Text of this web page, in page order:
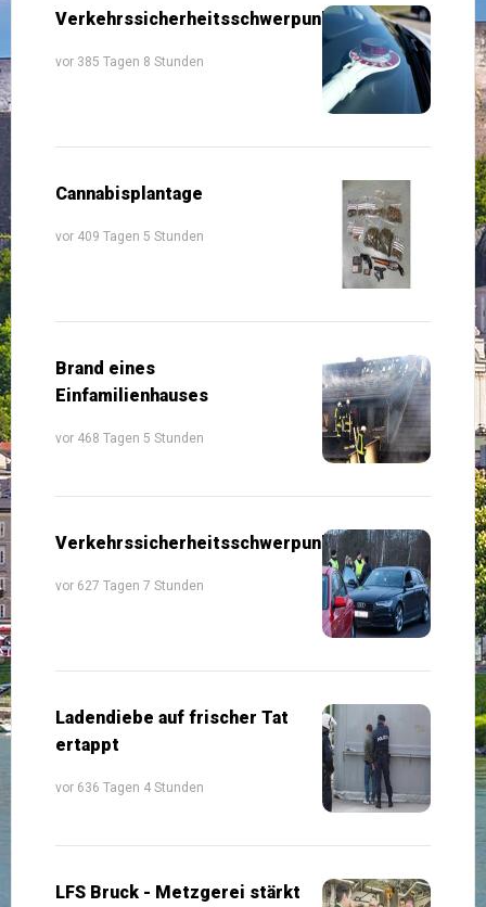
Verkehrssicherheitsschwerpunkte
vor 385 Tagen 8 Stunden
Cannabisplantage
vor 409 Tagen 5 Stunden
Brand eines
Einfamilienhauses
vor 468 Tagen 5 Stunden
Verkehrssicherheitsschwerpunkte
vor 627 Tagen 7 Stunden
Ladendiebe auf frischer Tat
ertappt
vor 636 Tagen 4 Stunden
LFS Bruck - Metzgerei stärkt